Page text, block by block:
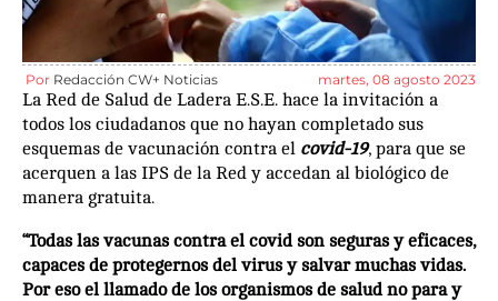
Por Redacción CW+ Noticias martes, 08 agosto 2023
La Red de Salud de Ladera E.S.E. hace la invitación a
todos los ciudadanos que no hayan completado sus
esquemas de vacunación contra el covid-19, para que se
acerquen a las IPS de la Red y accedan al biológico de
manera gratuita.
“Todas las vacunas contra el covid son seguras y eficaces,
capaces de protegernos del virus y salvar muchas vidas.
Por eso el llamado de los organismos de salud no para y